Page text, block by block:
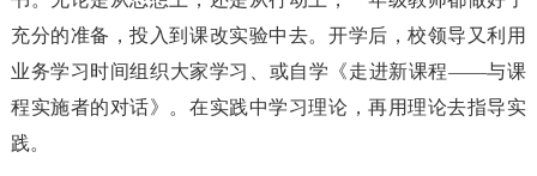
充分的准备，投入到课改实验中去。开学后，校领导又利用
业务学习时间组织大家学习、或自学《走进新课程——与课
程实施者的对话》。在实践中学习理论，再用理论去指导实
践。